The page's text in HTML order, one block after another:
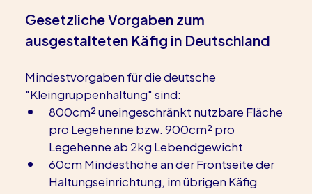
Gesetzliche Vorgaben zum
ausgestalteten Käfig in Deutschland
Mindestvorgaben für die deutsche
"Kleingruppenhaltung" sind:
800cm² uneingeschränkt nutzbare Fläche
pro Legehenne bzw. 900cm² pro
Legehenne ab 2kg Lebendgewicht
60cm Mindesthöhe an der Frontseite der
Haltungseinrichtung, im übrigen Käfig